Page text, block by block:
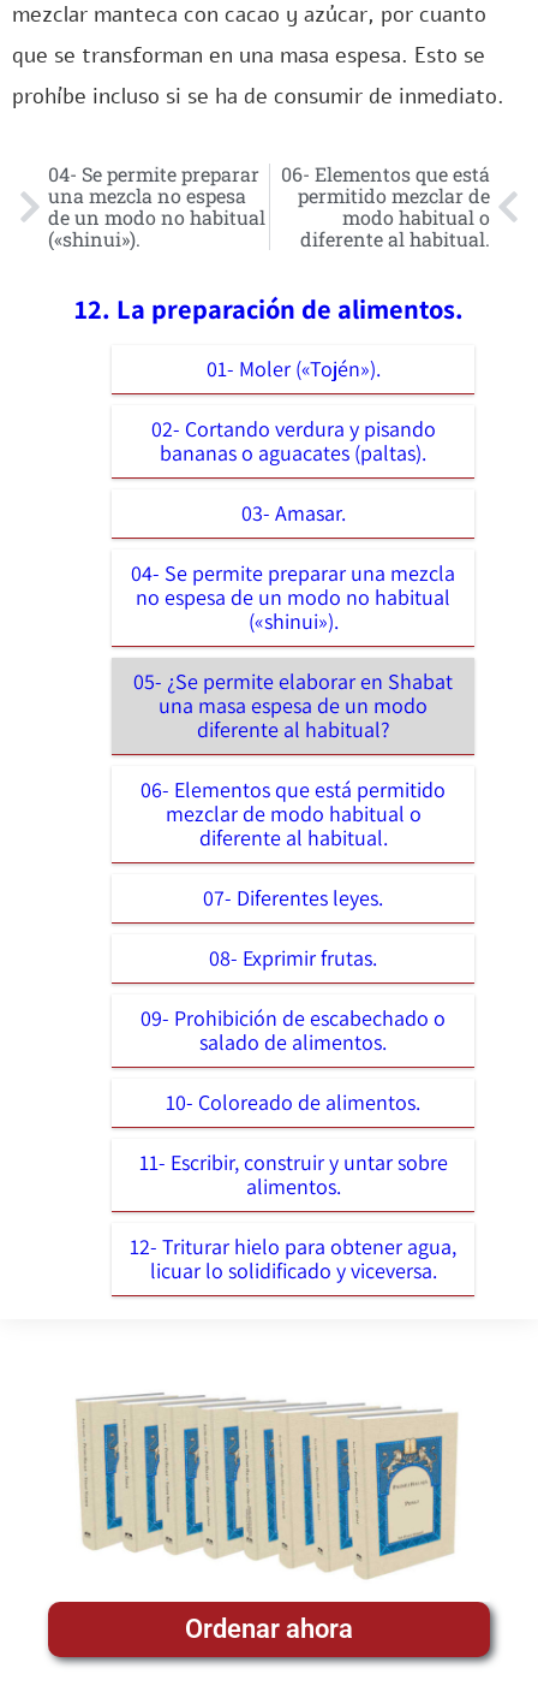
mezclar manteca con cacao y azúcar, por cuanto
que se transforman en una masa espesa. Esto se
prohíbe incluso si se ha de consumir de inmediato.
04- Se permite preparar
una mezcla no espesa
de un modo no habitual
(«shinui»).
06- Elementos que está
permitido mezclar de
modo habitual o
diferente al habitual.
12. La preparación de alimentos.
01- Moler («Tojén»).
02- Cortando verdura y pisando
bananas o aguacates (paltas).
03- Amasar.
04- Se permite preparar una mezcla
no espesa de un modo no habitual
(«shinui»).
05- ¿Se permite elaborar en Shabat
una masa espesa de un modo
diferente al habitual?
06- Elementos que está permitido
mezclar de modo habitual o
diferente al habitual.
07- Diferentes leyes.
08- Exprimir frutas.
09- Prohibición de escabechado o
salado de alimentos.
10- Coloreado de alimentos.
11- Escribir, construir y untar sobre
alimentos.
12- Triturar hielo para obtener agua,
licuar lo solidificado y viceversa.
Ordenar ahora